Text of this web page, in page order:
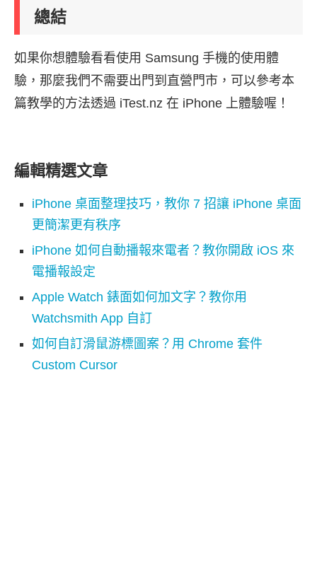
總結
如果你想體驗看看使用 Samsung 手機的使用體
驗，那麼我們不需要出門到直營門市，可以參考本
篇教學的方法透過 iTest.nz 在 iPhone 上體驗喔！
編輯精選文章
iPhone 桌面整理技巧，教你 7 招讓 iPhone 桌面
更簡潔更有秩序
iPhone 如何自動播報來電者？教你開啟 iOS 來
電播報設定
Apple Watch 錶面如何加文字？教你用
Watchsmith App 自訂
如何自訂滑鼠游標圖案？用 Chrome 套件
Custom Cursor